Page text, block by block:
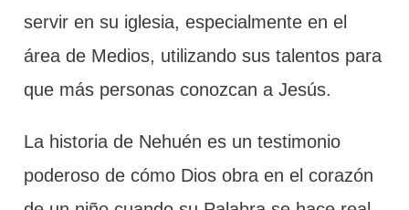
servir en su iglesia, especialmente en el
área de Medios, utilizando sus talentos para
que más personas conozcan a Jesús.
La historia de Nehuén es un testimonio
poderoso de cómo Dios obra en el corazón